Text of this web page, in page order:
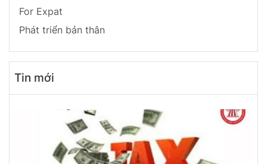
For Expat
Phát triển bản thân
Tin mới